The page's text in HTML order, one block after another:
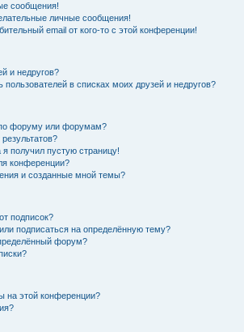
сообщения!
личные сообщения!
email от кого-то с этой конференции!
и недругов?
пользователей в списках моих друзей и недругов?
форуму или форумам?
я получил пустую страницу!
конференции?
и созданные мной темы?
подписок?
подписаться на определённую тему?
форум?
на этой конференции?